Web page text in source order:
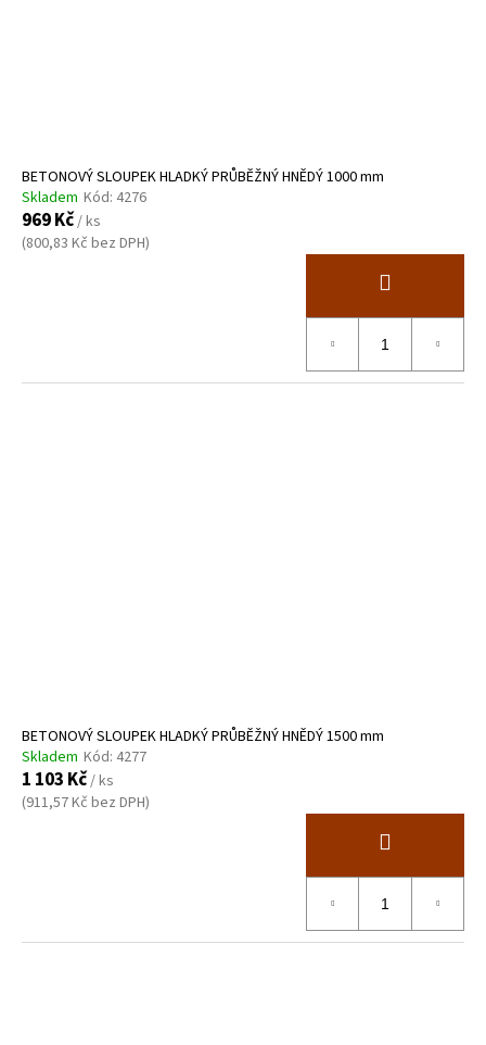
BETONOVÝ SLOUPEK HLADKÝ PRŮBĚŽNÝ HNĚDÝ 1000 mm
Skladem Kód: 4276
969 Kč/ ks
(800,83 Kč bez DPH)
BETONOVÝ SLOUPEK HLADKÝ PRŮBĚŽNÝ HNĚDÝ 1500 mm
Skladem Kód: 4277
1 103 Kč/ ks
(911,57 Kč bez DPH)